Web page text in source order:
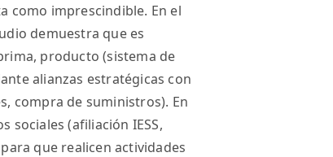
como imprescindible. En el
demuestra que es
producto (sistema de
alianzas estratégicas con
compra de suministros). En
sociales (afiliación IESS,
que realicen actividades